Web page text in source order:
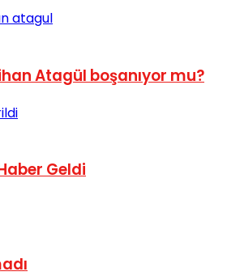
Atagül boşanıyor mu?
Geldi